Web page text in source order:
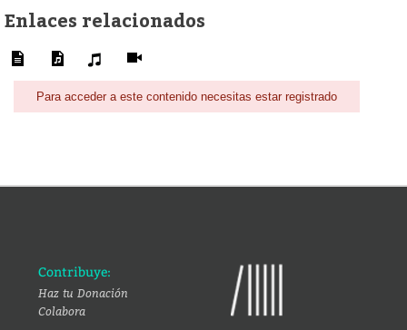
Enlaces relacionados
Para acceder a este contenido necesitas estar registrado
Contribuye:
Haz tu Donación
Colabora